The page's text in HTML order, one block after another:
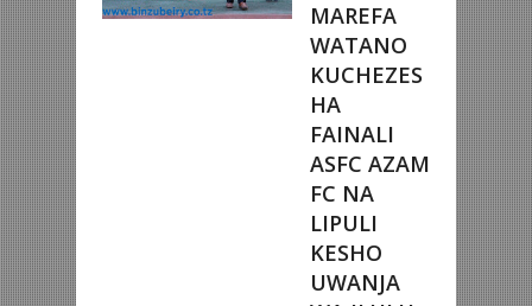
MAREFA
WATANO
KUCHEZES
HA
FAINALI
ASFC AZAM
FC NA
LIPULI
KESHO
UWANJA